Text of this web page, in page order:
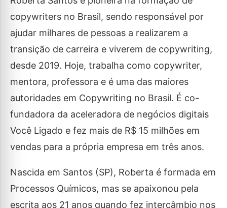
copywriters no Brasil, sendo responsável por
ajudar milhares de pessoas a realizarem a
transição de carreira e viverem de copywriting,
desde 2019. Hoje, trabalha como copywriter,
mentora, professora e é uma das maiores
autoridades em Copywriting no Brasil. É co-
fundadora da aceleradora de negócios digitais
Você Ligado e fez mais de R$ 15 milhões em
vendas para a própria empresa em três anos.
Nascida em Santos (SP), Roberta é formada em
Processos Químicos, mas se apaixonou pela
escrita aos 21 anos quando fez intercâmbio nos